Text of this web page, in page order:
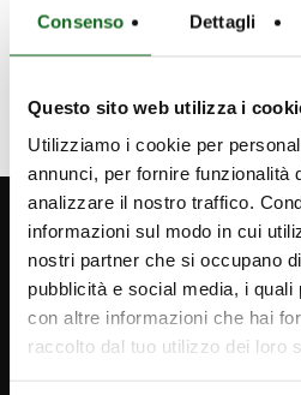
Consenso Dettagli
Questo sito web utilizza i
Utilizziamo i cookie per
annunci, per fornire funzionalità
analizzare il nostro traffico.
informazioni sul modo in cui
nostri partner che si occupano
pubblicità e social media, i quali
con altre informazioni che hai
raccolto dal tuo utilizzo dei loro